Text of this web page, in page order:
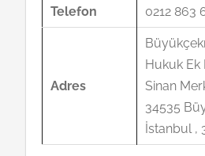
Telefon 0212 863
Adres
Hukuk Ek
Sinan
34535
İstanbul ,